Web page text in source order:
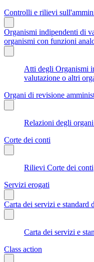
Controlli e rilievi
Organismi indipendenti di
organismi con funzioni
Atti degli Organismi
valutazione o altri
Organi di revisione
Relazioni degli
Corte dei conti
Rilievi Corte dei conti
Servizi erogati
Carta dei servizi e standard
Carta dei servizi e
Class action